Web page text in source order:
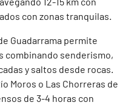
con zonas tranquilas.
Guadarrama permite
combinando senderismo,
y saltos desde rocas.
Moros o Las Chorreras de
de 3-4 horas con